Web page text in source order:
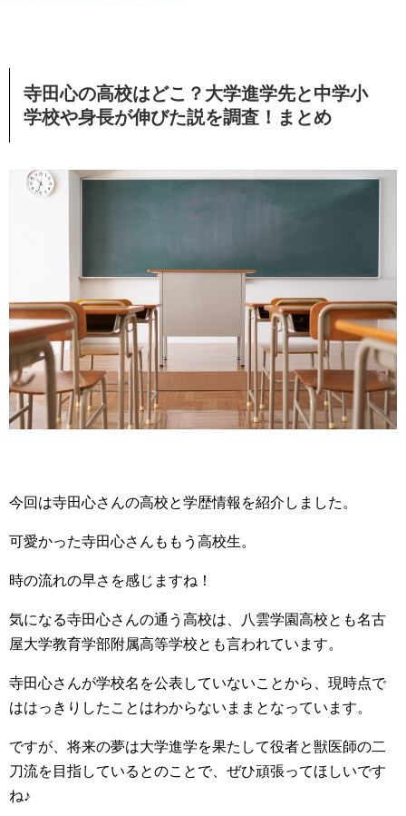
寺田心の高校はどこ？大学進学先と中学小
学校や身長が伸びた説を調査！まとめ
今回は寺田心さんの高校と学歴情報を紹介しました。
可愛かった寺田心さんももう高校生。
時の流れの早さを感じますね！
気になる寺田心さんの通う高校は、八雲学園高校とも名古
屋大学教育学部附属高等学校とも言われています。
寺田心さんが学校名を公表していないことから、現時点で
ははっきりしたことはわからないままとなっています。
ですが、将来の夢は大学進学を果たして役者と獣医師の二
刀流を目指しているとのことで、ぜひ頑張ってほしいです
ね♪